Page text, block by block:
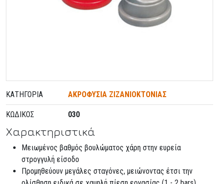
ΚΑΤΗΓΟΡΊΑ ΑΚΡΟΦΥΣΙΑ ΖΙΖΑΝΙΟΚΤΟΝΙΑΣ
ΚΩΔΙΚΌΣ 030
Χαρακτηριστικά
Μειωμένος βαθμός βουλώματος χάρη στην ευρεία
στρογγυλή είσοδο
Προμηθεύουν μεγάλες σταγόνες, μειώνοντας έτσι την